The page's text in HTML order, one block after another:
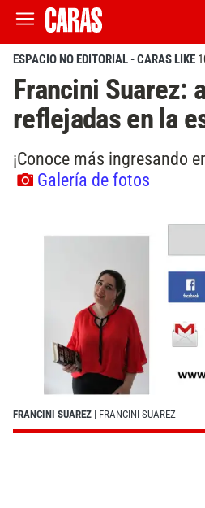
ESPACIO NO EDITORIAL - CARAS LIKE
Francini Suarez:
reflejadas en la
¡Conoce más ingresando
Galería de fotos
FRANCINI SUAREZ | FRANCINI SUAREZ